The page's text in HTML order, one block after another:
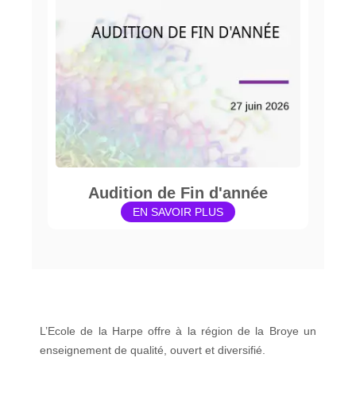
Audition de Fin d'année
EN SAVOIR PLUS
L’Ecole de la Harpe offre à la région de la Broye un
enseignement de qualité, ouvert et diversifié.